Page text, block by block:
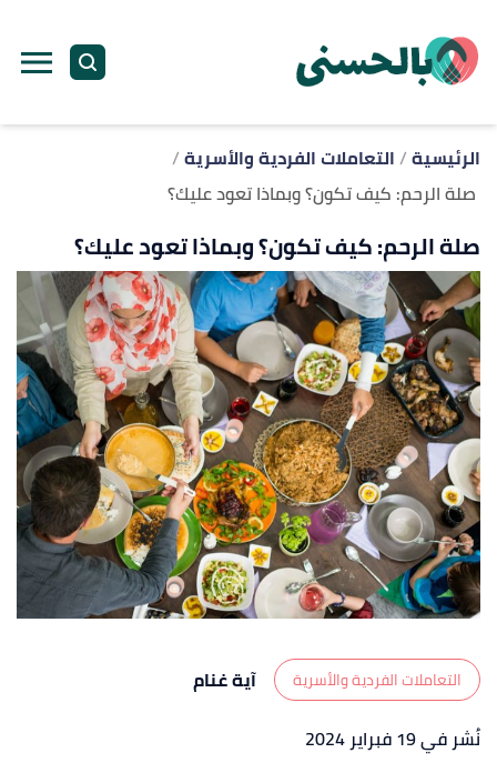
الرئيسية التعاملات الفردية والأسرية
صلة الرحم: كيف تكون؟ وبماذا تعود عليك؟
صلة الرحم: كيف تكون؟ وبماذا تعود عليك؟
التعاملات الفردية والأسرية
آية غنام
نُشر في 19 فبراير 2024